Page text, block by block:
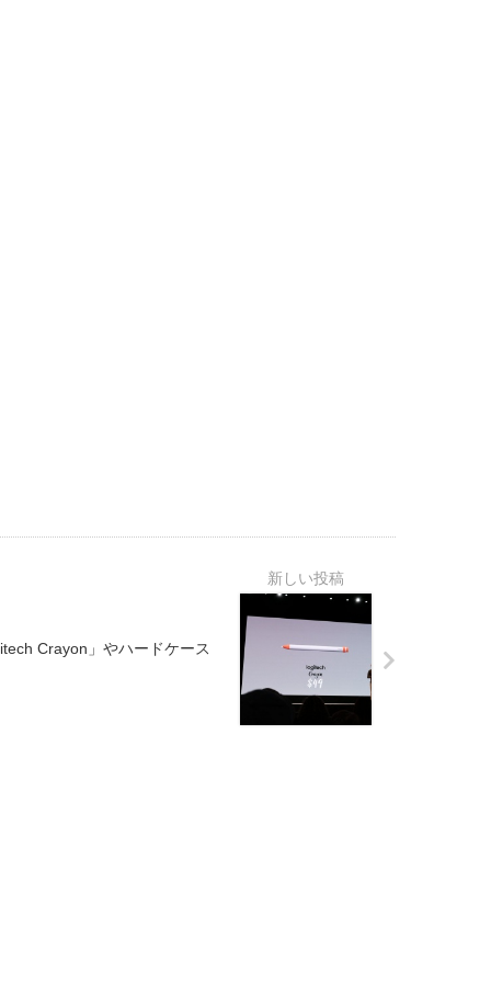
Crayon」やハードケース